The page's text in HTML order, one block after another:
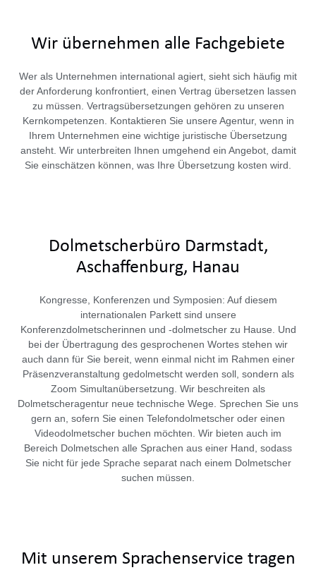
Wir übernehmen alle Fachgebiete
Wer als Unternehmen international agiert, sieht sich häufig mit
der Anforderung konfrontiert, einen Vertrag übersetzen lassen
zu müssen. Vertragsübersetzungen gehören zu unseren
Kernkompetenzen. Kontaktieren Sie unsere Agentur, wenn in
Ihrem Unternehmen eine wichtige juristische Übersetzung
ansteht. Wir unterbreiten Ihnen umgehend ein Angebot, damit
Sie einschätzen können, was Ihre Übersetzung kosten wird.
Dolmetscherbüro Darmstadt,
Aschaffenburg, Hanau
Kongresse, Konferenzen und Symposien: Auf diesem
internationalen Parkett sind unsere
Konferenzdolmetscherinnen und -dolmetscher zu Hause. Und
bei der Übertragung des gesprochenen Wortes stehen wir
auch dann für Sie bereit, wenn einmal nicht im Rahmen einer
Präsenzveranstaltung gedolmetscht werden soll, sondern als
Zoom Simultanübersetzung. Wir beschreiten als
Dolmetscheragentur neue technische Wege. Sprechen Sie uns
gern an, sofern Sie einen Telefondolmetscher oder einen
Videodolmetscher buchen möchten. Wir bieten auch im
Bereich Dolmetschen alle Sprachen aus einer Hand, sodass
Sie nicht für jede Sprache separat nach einem Dolmetscher
suchen müssen.
Mit unserem Sprachenservice tragen